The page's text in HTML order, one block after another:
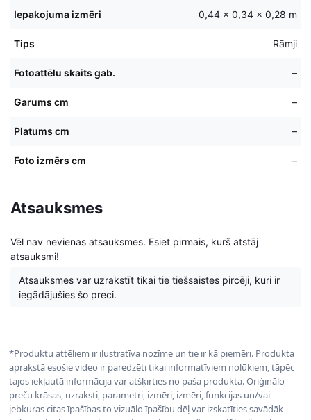
Iepakojuma izmēri 0,44 × 0,34 × 0,28 m
Tips Rāmji
Fotoattēlu skaits gab. –
Garums cm –
Platums cm –
Foto izmērs cm –
Atsauksmes
Vēl nav nevienas atsauksmes. Esiet pirmais, kurš atstāj
atsauksmi!
Atsauksmes var uzrakstīt tikai tie tiešsaistes pircēji, kuri ir
iegādājušies šo preci.
*Produktu attēliem ir ilustratīva nozīme un tie ir kā piemēri. Produkta
aprakstā esošie video ir paredzēti tikai informatīviem nolūkiem, tāpēc
tajos iekļautā informācija var atšķirties no paša produkta. Oriģinālo
preču krāsas, uzraksti, parametri, izmēri, izmēri, funkcijas un/vai
jebkuras citas īpašības to vizuālo īpašību dēļ var izskatīties savādāk